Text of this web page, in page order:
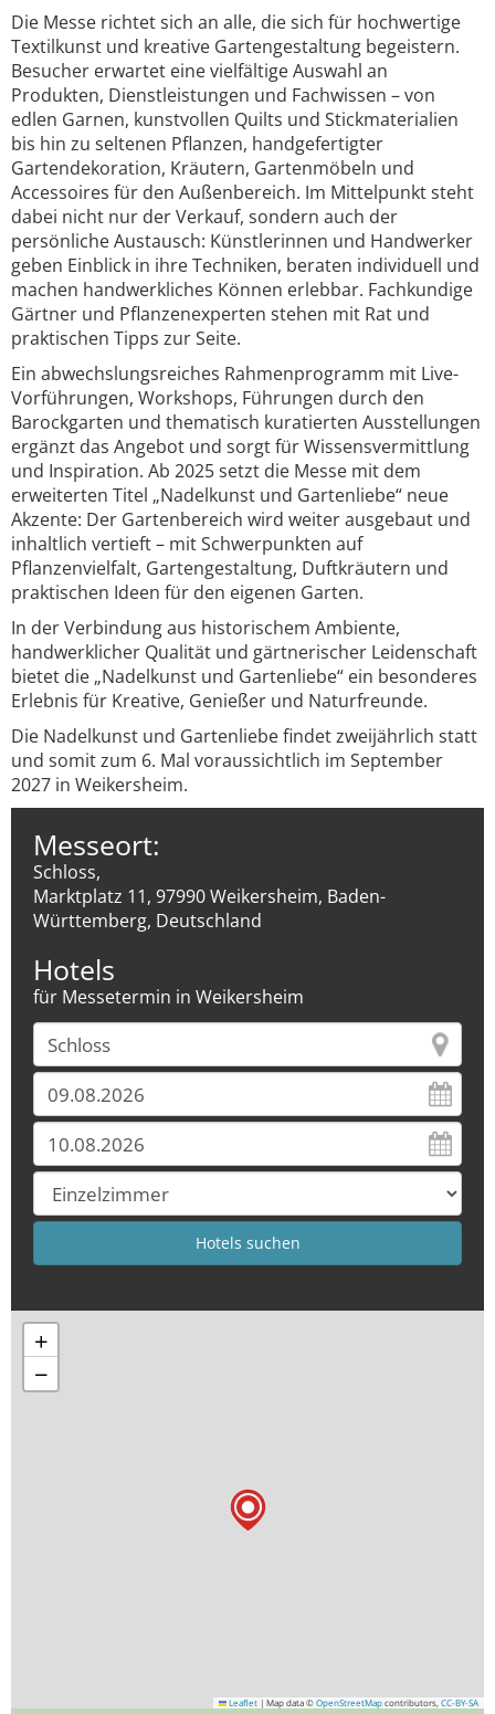
Die Messe richtet sich an alle, die sich für hochwertige
Textilkunst und kreative Gartengestaltung begeistern.
Besucher erwartet eine vielfältige Auswahl an
Produkten, Dienstleistungen und Fachwissen – von
edlen Garnen, kunstvollen Quilts und Stickmaterialien
bis hin zu seltenen Pflanzen, handgefertigter
Gartendekoration, Kräutern, Gartenmöbeln und
Accessoires für den Außenbereich. Im Mittelpunkt steht
dabei nicht nur der Verkauf, sondern auch der
persönliche Austausch: Künstlerinnen und Handwerker
geben Einblick in ihre Techniken, beraten individuell und
machen handwerkliches Können erlebbar. Fachkundige
Gärtner und Pflanzenexperten stehen mit Rat und
praktischen Tipps zur Seite.
Ein abwechslungsreiches Rahmenprogramm mit Live-
Vorführungen, Workshops, Führungen durch den
Barockgarten und thematisch kuratierten Ausstellungen
ergänzt das Angebot und sorgt für Wissensvermittlung
und Inspiration. Ab 2025 setzt die Messe mit dem
erweiterten Titel „Nadelkunst und Gartenliebe“ neue
Akzente: Der Gartenbereich wird weiter ausgebaut und
inhaltlich vertieft – mit Schwerpunkten auf
Pflanzenvielfalt, Gartengestaltung, Duftkräutern und
praktischen Ideen für den eigenen Garten.
In der Verbindung aus historischem Ambiente,
handwerklicher Qualität und gärtnerischer Leidenschaft
bietet die „Nadelkunst und Gartenliebe“ ein besonderes
Erlebnis für Kreative, Genießer und Naturfreunde.
Die Nadelkunst und Gartenliebe findet zweijährlich statt
und somit zum 6. Mal voraussichtlich im September
2027 in Weikersheim.
Messeort:
Schloss,
Marktplatz 11, 97990 Weikersheim, Baden-
Württemberg, Deutschland
Hotels
für Messetermin in Weikersheim
+
−
Leaflet | Map data © OpenStreetMap contributors, CC-BY-SA